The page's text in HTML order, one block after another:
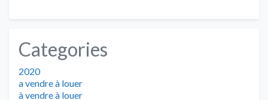
Categories
2020
a vendre à louer
à vendre à louer